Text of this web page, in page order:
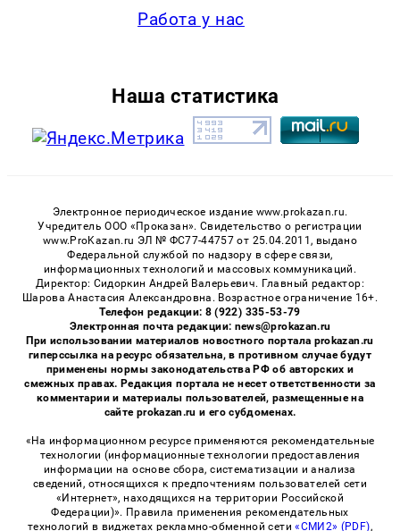
Работа у нас
Наша статистика
Электронное периодическое издание www.prokazan.ru.
Учредитель ООО «Проказан». Cвидетельство о регистрации
www.ProKazan.ru ЭЛ № ФС77-44757 от 25.04.2011, выдано
Федеральной службой по надзору в сфере связи,
информационных технологий и массовых коммуникаций.
Директор: Сидоркин Андрей Валерьевич. Главный редактор:
Шарова Анастасия Александровна. Возрастное ограничение 16+.
Телефон редакции: 8 (922) 335-53-79
Электронная почта редакции: news@prokazan.ru
При использовании материалов новостного портала prokazan.ru
гиперссылка на ресурс обязательна, в противном случае будут
применены нормы законодательства РФ об авторских и
смежных правах. Редакция портала не несет ответственности за
комментарии и материалы пользователей, размещенные на
сайте prokazan.ru и его субдоменах.
«На информационном ресурсе применяются рекомендательные
технологии (информационные технологии предоставления
информации на основе сбора, систематизации и анализа
сведений, относящихся к предпочтениям пользователей сети
«Интернет», находящихся на территории Российской
Федерации)». Правила применения рекомендательных
технологий в виджетах рекламно-обменной сети«СМИ2» (PDF),